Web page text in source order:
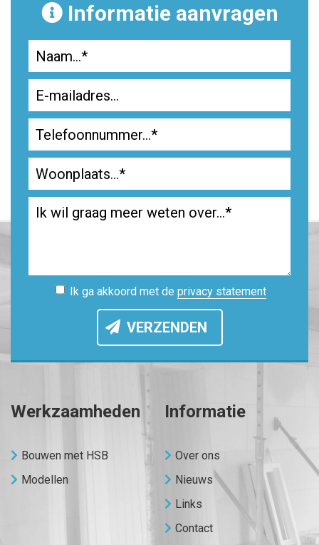
Informatie aanvragen
Ik ga akkoord met de privacy statement
VERZENDEN
Werkzaamheden
Bouwen met HSB
Modellen
Informatie
Over ons
Nieuws
Links
Contact